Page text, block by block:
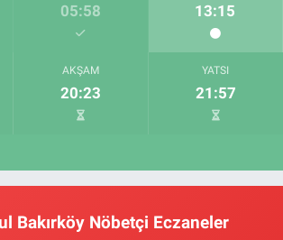
05:58 13:15
AKŞAM
20:23
YATSI
21:57
Bakırköy Nöbetçi Eczaneler